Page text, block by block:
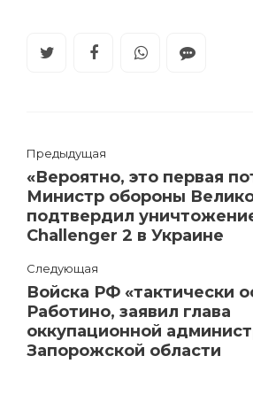
Предыдущая
«Вероятно, это первая
Министр обороны
подтвердил
Challenger 2 в Украине
Следующая
Войска РФ «тактически
Работино, заявил глава
оккупационной
Запорожской области